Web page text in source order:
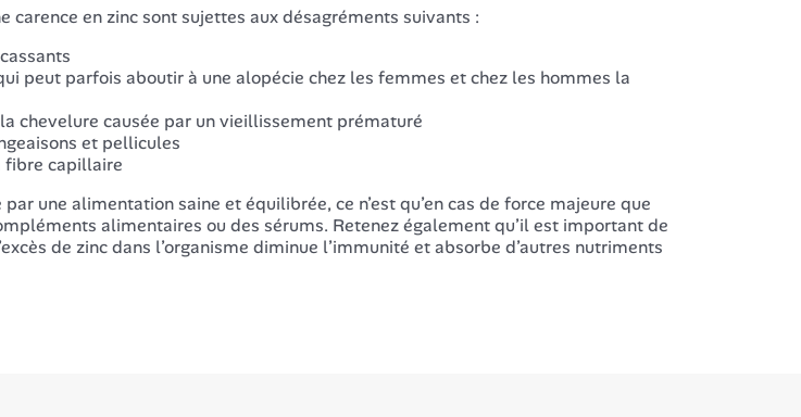
carence en zinc sont sujettes aux désagréments suivants :
peut parfois aboutir à une alopécie chez les femmes et chez les hommes la
chevelure causée par un vieillissement prématuré
et pellicules
fibre capillaire
une alimentation saine et équilibrée, ce n’est qu’en cas de force majeure que
alimentaires ou des sérums. Retenez également qu’il est important de
de zinc dans l’organisme diminue l’immunité et absorbe d’autres nutriments